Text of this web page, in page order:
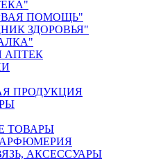
ПОМОЩЬ"
ЗДОРОВЬЯ"
АПТЕК
ПРОДУКЦИЯ
ТОВАРЫ
АКСЕССУАРЫ